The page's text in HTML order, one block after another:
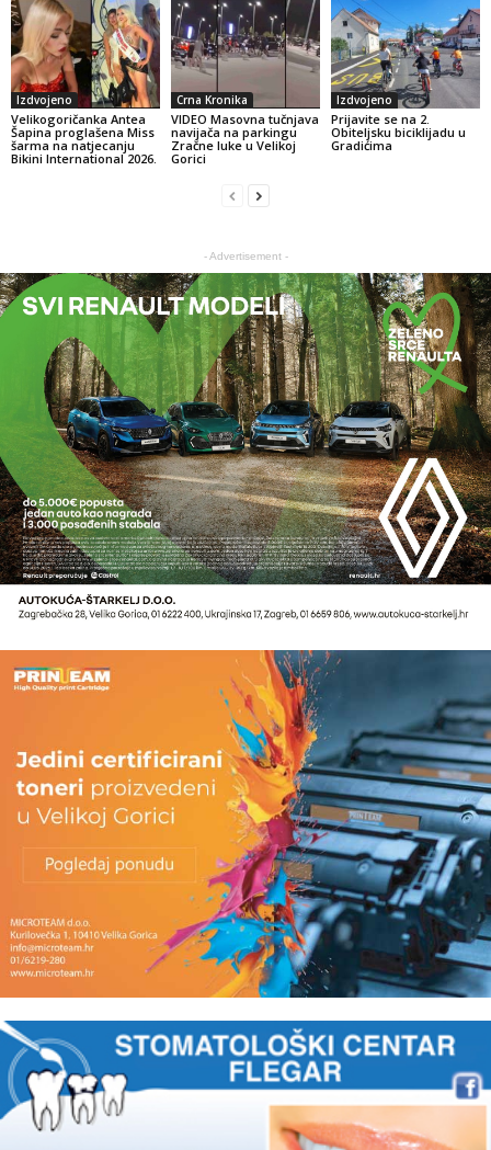
Izdvojeno
Velikogoričanka Antea
Šapina proglašena Miss
šarma na natjecanju
Bikini International 2026.
Crna Kronika
VIDEO Masovna tučnjava
navijača na parkingu
Zračne luke u Velikoj
Gorici
Izdvojeno
Prijavite se na 2.
Obiteljsku biciklijadu u
Gradićima
- Advertisement -